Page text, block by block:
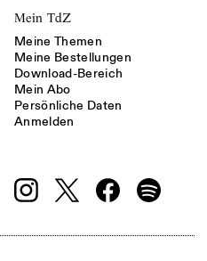
Mein TdZ
Meine Themen
Meine Bestellungen
Download-Bereich
Mein Abo
Persönliche Daten
Anmelden